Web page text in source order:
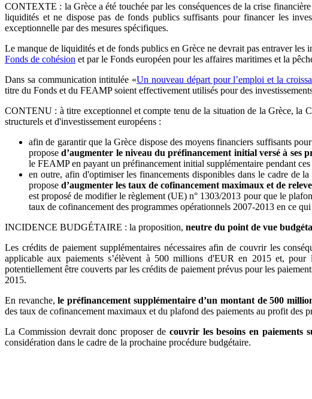
CONTEXTE : la Grèce a été touchée par les conséquences de la crise
liquidités et ne dispose pas de fonds publics suffisants pour financer les
exceptionnelle par des mesures spécifiques.
Le manque de liquidités et de fonds publics en Grèce ne devrait pas entraver les
Fonds de cohésion et par le Fonds européen pour les affaires maritimes et la
Dans sa communication intitulée «Un nouveau départ pour l’emploi et la
titre du Fonds et du FEAMP soient effectivement utilisés pour des
CONTENU : à titre exceptionnel et compte tenu de la situation de la Grèce, la
structurels et d'investissement européens :
afin de garantir que la Grèce dispose des moyens financiers suffisants
proposed’augmenter le niveau du préfinancement initial versé à ses
le FEAMP en payant un préfinancement initial supplémentaire pendant
en outre, afin d'optimiser les financements disponibles dans le cadre de
propose d’augmenter les taux de cofinancement maximaux et de
est proposé de modifier le règlement (UE) n° 1303/2013 pour que le
taux de cofinancement des programmes opérationnels 2007-2013 en ce
INCIDENCE BUDGÉTAIRE : la proposition, neutre du point de vue
Les crédits de paiement supplémentaires nécessaires afin de couvrir les
applicable aux paiements s’élèvent à 500 millions d'EUR en 2015 et,
potentiellement être couverts par les crédits de paiement prévus pour les
2015.
En revanche,le préfinancement supplémentaire d’un montant de 500
des taux de cofinancement maximaux et du plafond des paiements au profit des
La Commission devrait donc proposer de couvrir les besoins en paiements
considération dans le cadre de la prochaine procédure budgétaire.